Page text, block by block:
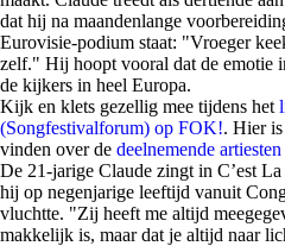
dat hij na maandenlange
Eurovisie-podium staat: "Vroeger
zelf." Hij hoopt vooral dat de emotie
de kijkers in heel Europa.
Kijk en klets gezellig mee tijdens het
(Songfestivalforum) op FOK!. Hier
vinden over de deelnemende artiesten
De 21-jarige Claude zingt in C’est
hij op negenjarige leeftijd vanuit
vluchtte. "Zij heeft me altijd
makkelijk is, maar dat je altijd naar